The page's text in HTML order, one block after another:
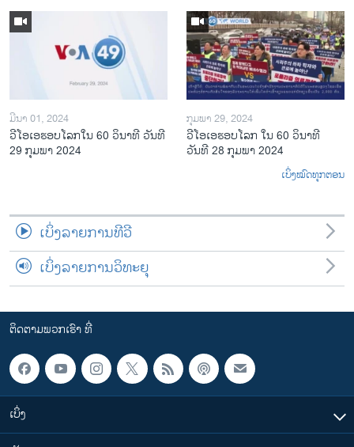
ມີນາ 01, 2024
ວີໂອເອຮອບໂລກໃນ 60 ວິນາທີ ວັນທີ
29 ກຸມພາ 2024
ກຸມພາ 29, 2024
ວີໂອເອຮອບໂລກ ໃນ 60 ວິນາທີ
ວັນທີ 28 ກຸມພາ 2024
ເບິ່ງໝົດທຸກຕອນ
ເບິ່ງລາຍການທີວີ
ເບິ່ງລາຍການວິທະຍຸ
ຕິດຕາມພວກເຮົາ ທີ່
ເບິ່ງ